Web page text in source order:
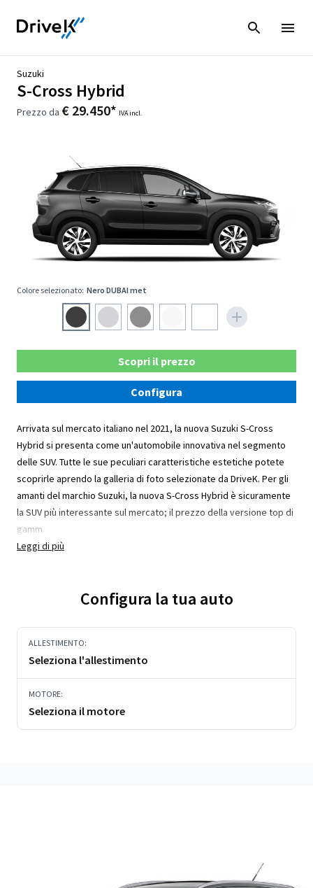
Suzuki
S-Cross Hybrid
Prezzo da € 29.450* IVA incl.
Colore selezionato: Nero DUBAI met
Scopri il prezzo
Configura
Arrivata sul mercato italiano nel 2021, la nuova Suzuki S-Cross
Hybrid si presenta come un'automobile innovativa nel segmento
delle SUV. Tutte le sue peculiari caratteristiche estetiche potete
scoprirle aprendo la galleria di foto selezionate da DriveK. Per gli
amanti del marchio Suzuki, la nuova S-Cross Hybrid è sicuramente
la SUV più interessante sul mercato; il prezzo della versione top di
gamm
Leggi di più
Configura la tua auto
ALLESTIMENTO:
Seleziona l'allestimento
MOTORE:
Seleziona il motore